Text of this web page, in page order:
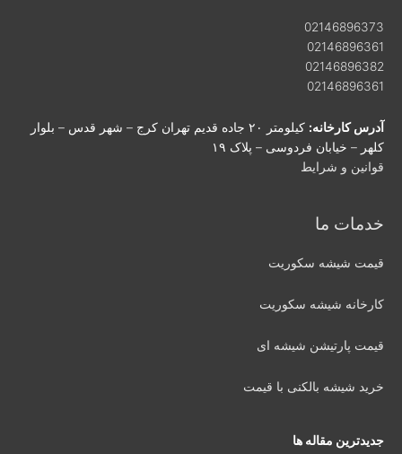
02146896373
02146896361
02146896382
02146896361
آدرس کارخانه:
کیلومتر ۲۰ جاده قدیم تهران کرج – شهر قدس – بلوار
کلهر – خیابان فردوسی – پلاک ۱۹
قوانین و شرایط
خدمات ما
قیمت شیشه سکوریت
کارخانه شیشه سکوریت
قیمت پارتیشن شیشه ای
خرید شیشه بالکنی با قیمت
جدیدترین مقاله ها